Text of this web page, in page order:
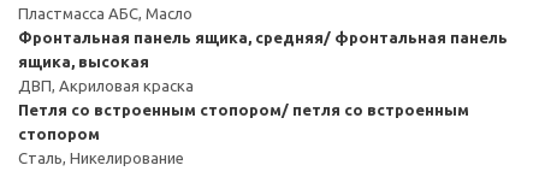
Пластмасса АБС, Масло
Фронтальная панель ящика, средняя/ фронтальная панель
ящика, высокая
ДВП, Акриловая краска
Петля со встроенным стопором/ петля со встроенным
стопором
Сталь, Никелирование